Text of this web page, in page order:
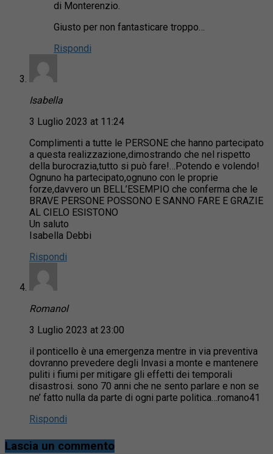
di Monterenzio.
Giusto per non fantasticare troppo…
Rispondi
Isabella
3 Luglio 2023 at 11:24
Complimenti a tutte le PERSONE che hanno partecipato
a questa realizzazione,dimostrando che nel rispetto
della burocrazia,tutto si può fare!…Potendo e volendo!
Ognuno ha partecipato,ognuno con le proprie
forze,davvero un BELL’ESEMPIO che conferma che le
BRAVE PERSONE POSSONO E SANNO FARE E GRAZIE
AL CIELO ESISTONO
Un saluto
Isabella Debbi
Rispondi
Romanol
3 Luglio 2023 at 23:00
il ponticello è una emergenza mentre in via preventiva
dovranno prevedere degli Invasi a monte e mantenere
puliti i fiumi per mitigare gli effetti dei temporali
disastrosi. sono 70 anni che ne sento parlare e non se
ne’ fatto nulla da parte di ogni parte politica…romano41
Rispondi
Lascia un commento